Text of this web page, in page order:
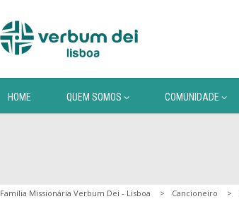
HOME QUEM SOMOS COMUNIDADE
Família Missionária Verbum Dei - Lisboa Cancioneiro